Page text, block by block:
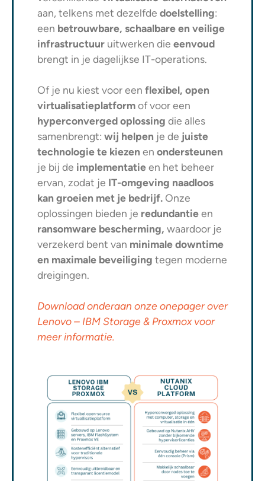
aan, telkens met dezelfde doelstelling:
een betrouwbare, schaalbare en veilige
infrastructuur uitwerken die eenvoud
brengt in je dagelijkse IT-operations.
Of je nu kiest voor een flexibel, open
virtualisatieplatformof voor een
hyperconverged oplossing die alles
samenbrengt: wij helpen je de juiste
technologie te kiezen en ondersteunen
je bij de implementatieen het beheer
ervan, zodat je IT-omgeving naadloos
kan groeien met je bedrijf. Onze
oplossingen bieden je redundantieen
ransomware bescherming, waardoor je
verzekerd bent van minimale downtime
en maximale beveiliging tegen moderne
dreigingen.
Download onderaan onze onepager over
Lenovo – IBM Storage & Proxmox voor
meer informatie.